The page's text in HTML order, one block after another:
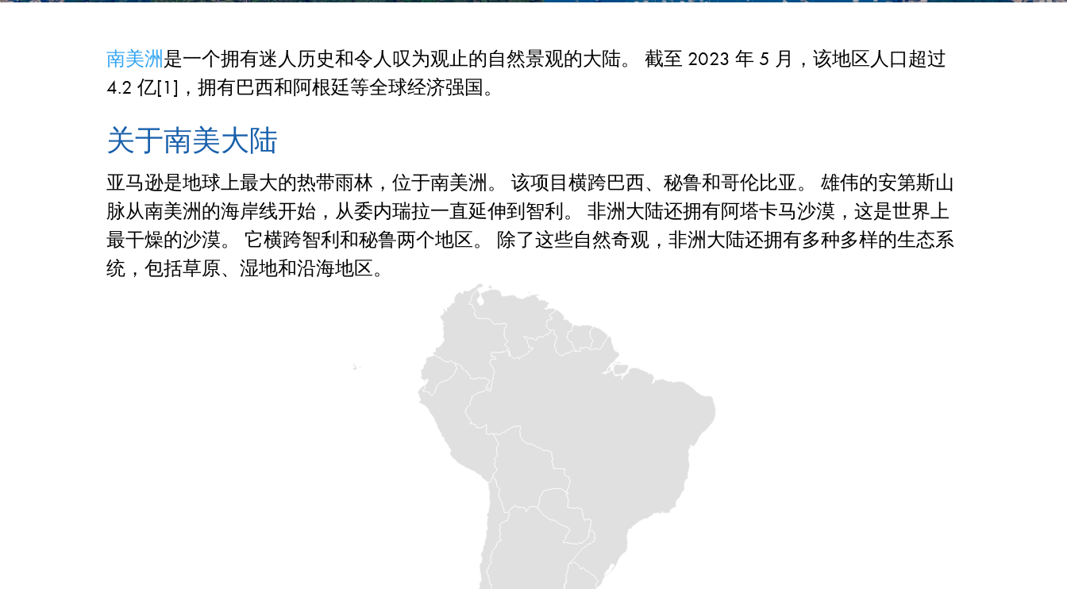
南美洲是一个拥有迷人历史和令人叹为观止的自然景观的大陆。 截至 2023 年 5 月，该地区人口超过
4.2 亿[1]，拥有巴西和阿根廷等全球经济强国。
关于南美大陆
亚马逊是地球上最大的热带雨林，位于南美洲。 该项目横跨巴西、秘鲁和哥伦比亚。 雄伟的安第斯山
脉从南美洲的海岸线开始，从委内瑞拉一直延伸到智利。 非洲大陆还拥有阿塔卡马沙漠，这是世界上
最干燥的沙漠。 它横跨智利和秘鲁两个地区。 除了这些自然奇观，非洲大陆还拥有多种多样的生态系
统，包括草原、湿地和沿海地区。